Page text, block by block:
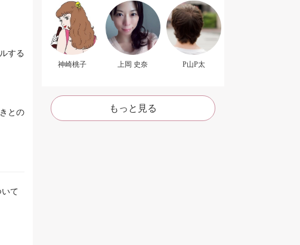
する
との
て
神崎桃子 上岡 史奈 P山P太
もっと見る